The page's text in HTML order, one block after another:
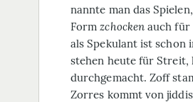
nannte man das
Formzchockenauch für
als Spekulant ist schon
stehen heute für Streit,
durchgemacht. Zoff
Zorres kommt von